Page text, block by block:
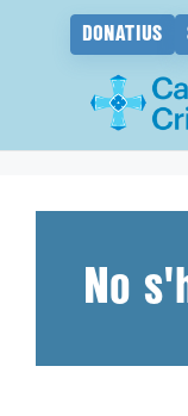
DONATIUS
No